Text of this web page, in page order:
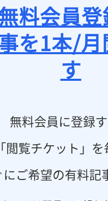
料会員
を1本/
す
無料会員に登録
閲覧チケット」
ご希望の有料記